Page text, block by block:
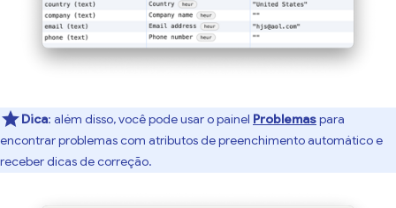
Dica: além disso, você pode usar o painel Problemaspara
encontrar problemas com atributos de preenchimento automático e
receber dicas de correção.